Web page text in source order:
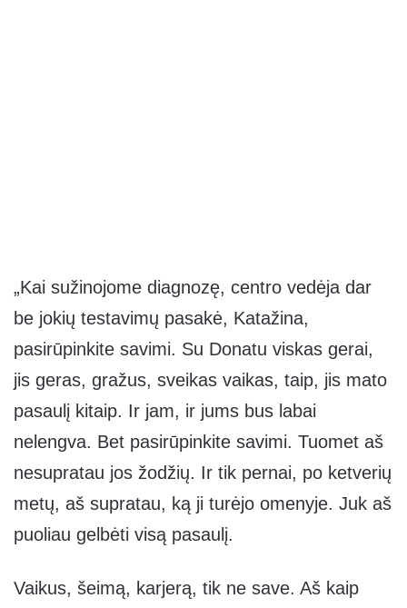
„Kai sužinojome diagnozę, centro vedėja dar
be jokių testavimų pasakė, Katažina,
pasirūpinkite savimi. Su Donatu viskas gerai,
jis geras, gražus, sveikas vaikas, taip, jis mato
pasaulį kitaip. Ir jam, ir jums bus labai
nelengva. Bet pasirūpinkite savimi. Tuomet aš
nesupratau jos žodžių. Ir tik pernai, po ketverių
metų, aš supratau, ką ji turėjo omenyje. Juk aš
puoliau gelbėti visą pasaulį.
Vaikus, šeimą, karjerą, tik ne save. Aš kaip